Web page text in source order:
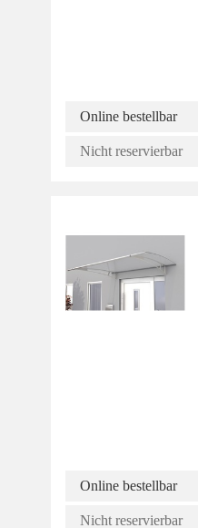
Online bestellbar
Nicht reservierbar
Online bestellbar
Nicht reservierbar